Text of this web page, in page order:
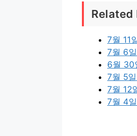
Related
7월 11
7월 6
6월 30
7월 5
7월 12
7월 4